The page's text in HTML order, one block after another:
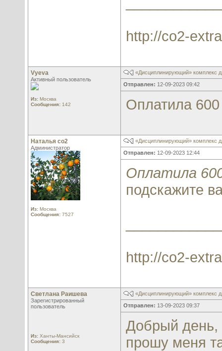
http://co2-
Vyeva
Активный пользователь
Из: Москва
Сообщения: 142
«Дисциплинирующий» комплекс
Отправлен: 12-09-2023 09:42
Оплатила
Наталья со2
Администратор
Из: Москва
Сообщения: 7527
«Дисциплинирующий» комплекс
Отправлен: 12-09-2023 12:44
Оплатила
подскажите
http://co2-
Светлана Раишева
Зарегистрированный
пользователь
Из: Ханты-Мансийск
Сообщения: 3
«Дисциплинирующий» комплекс
Отправлен: 13-09-2023 09:37
Добрый день,
прошу меня